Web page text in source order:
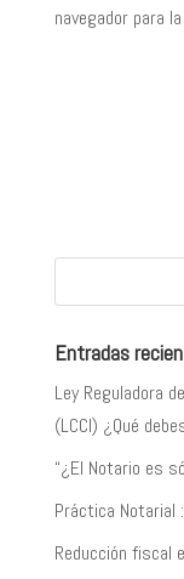
navegador para
Entradas
Ley Reguladora
(LCCI) ¿Qué
“¿El Notario es
Práctica Notarial
Reducción fiscal